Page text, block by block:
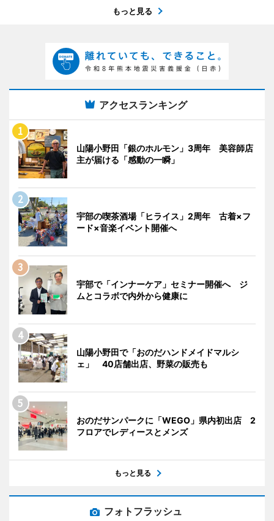
もっと見る
アクセスランキング
山陽小野田「銀のホルモン」3周年 美容師店
主が届ける「感動の一瞬」
宇部の喫茶酒場「ヒライス」2周年 古着×フ
ード×音楽イベント開催へ
宇部で「インナーケア」セミナー開催へ ジ
ムとコラボで内外から健康に
山陽小野田で「おのだハンドメイドマルシ
ェ」 40店舗出店、野菜の販売も
おのだサンパークに「WEGO」県内初出店 2
フロアでレディースとメンズ
もっと見る
フォトフラッシュ